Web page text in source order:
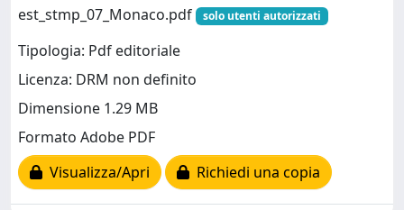
est_stmp_07_Monaco.pdf
solo utenti autorizzati
Tipologia: Pdf editoriale
Licenza: DRM non definito
Dimensione 1.29 MB
Formato Adobe PDF
Visualizza/Apri
Richiedi una copia